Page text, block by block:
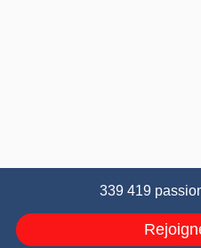
339 419